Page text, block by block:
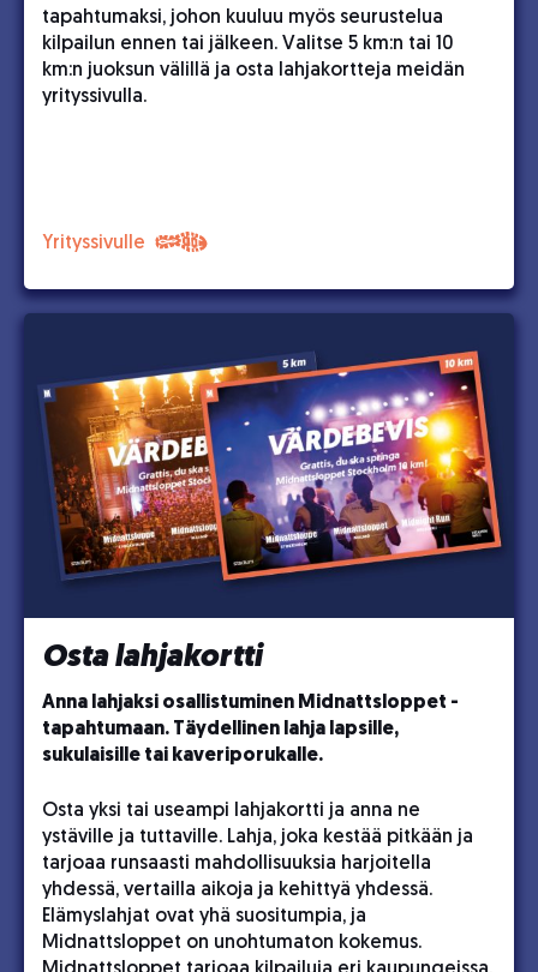
tapahtumaksi, johon kuuluu myös seurustelua
kilpailun ennen tai jälkeen. Valitse 5 km:n tai 10
km:n juoksun välillä ja osta lahjakortteja meidän
yrityssivulla.
Yrityssivulle
Osta lahjakortti
Anna lahjaksi osallistuminen Midnattsloppet -
tapahtumaan. Täydellinen lahja lapsille,
sukulaisille tai kaveriporukalle.
Osta yksi tai useampi lahjakortti ja anna ne
ystäville ja tuttaville. Lahja, joka kestää pitkään ja
tarjoaa runsaasti mahdollisuuksia harjoitella
yhdessä, vertailla aikoja ja kehittyä yhdessä.
Elämyslahjat ovat yhä suositumpia, ja
Midnattsloppet on unohtumaton kokemus.